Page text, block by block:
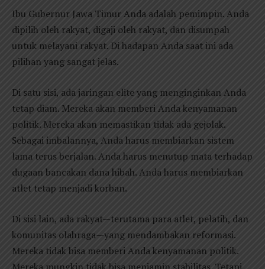
Ibu Gubernur Jawa Timur Anda adalah pemimpin. Anda
dipilih oleh rakyat, digaji oleh rakyat, dan disumpah
untuk melayani rakyat. Di hadapan Anda saat ini ada
pilihan yang sangat jelas.
Di satu sisi, ada jaringan elite yang menginginkan Anda
tetap diam. Mereka akan memberi Anda kenyamanan
politik. Mereka akan memastikan tidak ada gejolak.
Sebagai imbalannya, Anda harus membiarkan sistem
lama terus berjalan. Anda harus menutup mata terhadap
dugaan bancakan dana hibah. Anda harus membiarkan
atlet tetap menjadi korban.
Di sisi lain, ada rakyat—terutama para atlet, pelatih, dan
komunitas olahraga—yang mendambakan reformasi.
Mereka tidak bisa memberi Anda kenyamanan politik.
Mereka mungkin tidak bisa menjamin stabilitas. Tetapi